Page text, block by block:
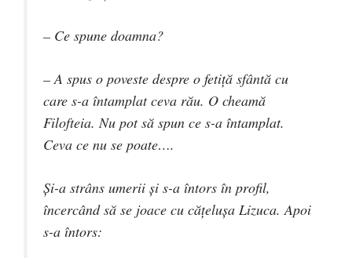
– Ce spune doamna?
– A spus o poveste despre o fetiţă sfântă cu
care s-a întamplat ceva rău. O cheamă
Filofteia. Nu pot să spun ce s-a întamplat.
Ceva ce nu se poate….
Şi-a strâns umerii şi s-a întors în profil,
încercând să se joace cu căţeluşa Lizuca. Apoi
s-a întors: